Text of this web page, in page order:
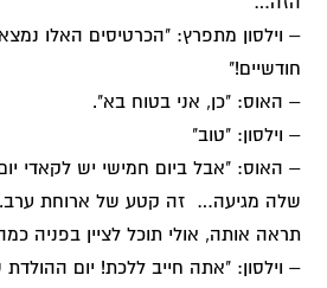
– וילסון מתפרץ: "הכרטיסים האלו
חודשיים!"
– האוס: "כן, אני בטוח בא".
– וילסון: "טוב"
– האוס: "אבל ביום חמישי יש לקאדי
שלה מגיעה… זה קטע של ארוחת
תראה אותה, אולי תוכל לציין בפניה
– וילסון: "אתה חייב ללכת! יום